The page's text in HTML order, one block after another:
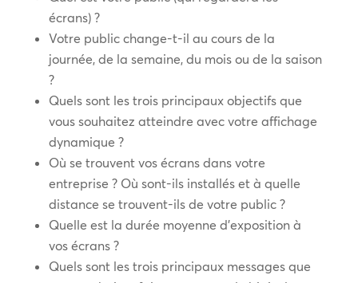
écrans) ?
Votre public change-t-il au cours de la
journée, de la semaine, du mois ou de la saison
?
Quels sont les trois principaux objectifs que
vous souhaitez atteindre avec votre affichage
dynamique ?
Où se trouvent vos écrans dans votre
entreprise ? Où sont-ils installés et à quelle
distance se trouvent-ils de votre public ?
Quelle est la durée moyenne d’exposition à
vos écrans ?
Quels sont les trois principaux messages que